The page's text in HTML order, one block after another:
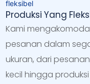
Produksi Yang
Kami
pesanan dalam
ukuran, dari
kecil hingga produksi